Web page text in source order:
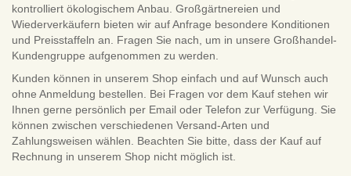
kontrolliert ökologischem Anbau. Großgärtnereien und
Wiederverkäufern bieten wir auf Anfrage besondere Konditionen
und Preisstaffeln an. Fragen Sie nach, um in unsere Großhandel-
Kundengruppe aufgenommen zu werden.
Kunden können in unserem Shop einfach und auf Wunsch auch
ohne Anmeldung bestellen. Bei Fragen vor dem Kauf stehen wir
Ihnen gerne persönlich per Email oder Telefon zur Verfügung. Sie
können zwischen verschiedenen Versand-Arten und
Zahlungsweisen wählen. Beachten Sie bitte, dass der Kauf auf
Rechnung in unserem Shop nicht möglich ist.